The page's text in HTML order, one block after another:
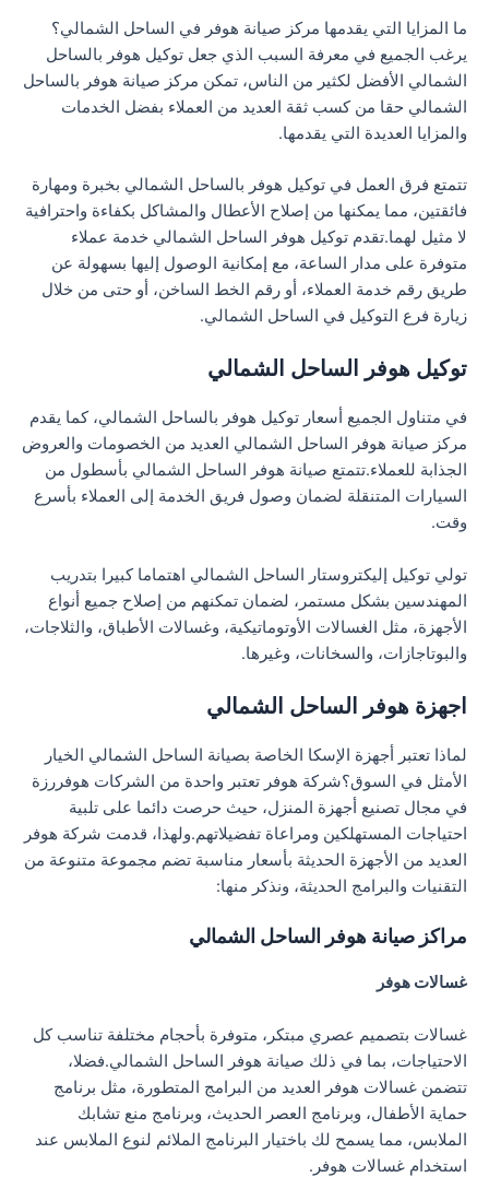
ما المزايا التي يقدمها مركز صيانة هوفر في الساحل الشمالي؟
يرغب الجميع في معرفة السبب الذي جعل توكيل هوفر بالساحل
الشمالي الأفضل لكثير من الناس، تمكن مركز صيانة هوفر بالساحل
الشمالي حقا من كسب ثقة العديد من العملاء بفضل الخدمات
والمزايا العديدة التي يقدمها.
تتمتع فرق العمل في توكيل هوفر بالساحل الشمالي بخبرة ومهارة
فائقتين، مما يمكنها من إصلاح الأعطال والمشاكل بكفاءة واحترافية
لا مثيل لهما.تقدم توكيل هوفر الساحل الشمالي خدمة عملاء
متوفرة على مدار الساعة، مع إمكانية الوصول إليها بسهولة عن
طريق رقم خدمة العملاء، أو رقم الخط الساخن، أو حتى من خلال
زيارة فرع التوكيل في الساحل الشمالي.
توكيل هوفر الساحل الشمالي
في متناول الجميع أسعار توكيل هوفر بالساحل الشمالي، كما يقدم
مركز صيانة هوفر الساحل الشمالي العديد من الخصومات والعروض
الجذابة للعملاء.تتمتع صيانة هوفر الساحل الشمالي بأسطول من
السيارات المتنقلة لضمان وصول فريق الخدمة إلى العملاء بأسرع
وقت.
تولي توكيل إليكتروستار الساحل الشمالي اهتماما كبيرا بتدريب
المهندسين بشكل مستمر، لضمان تمكنهم من إصلاح جميع أنواع
الأجهزة، مثل الغسالات الأوتوماتيكية، وغسالات الأطباق، والثلاجات،
والبوتاجازات، والسخانات، وغيرها.
اجهزة هوفر الساحل الشمالي
لماذا تعتبر أجهزة الإسكا الخاصة بصيانة الساحل الشمالي الخيار
الأمثل في السوق؟شركة هوفر تعتبر واحدة من الشركات هوفررزة
في مجال تصنيع أجهزة المنزل، حيث حرصت دائما على تلبية
احتياجات المستهلكين ومراعاة تفضيلاتهم.ولهذا، قدمت شركة هوفر
العديد من الأجهزة الحديثة بأسعار مناسبة تضم مجموعة متنوعة من
التقنيات والبرامج الحديثة، ونذكر منها:
مراكز صيانة هوفر الساحل الشمالي
غسالات هوفر
غسالات بتصميم عصري مبتكر، متوفرة بأحجام مختلفة تناسب كل
الاحتياجات، بما في ذلك صيانة هوفر الساحل الشمالي.فضلا،
تتضمن غسالات هوفر العديد من البرامج المتطورة، مثل برنامج
حماية الأطفال، وبرنامج العصر الحديث، وبرنامج منع تشابك
الملابس، مما يسمح لك باختيار البرنامج الملائم لنوع الملابس عند
استخدام غسالات هوفر.